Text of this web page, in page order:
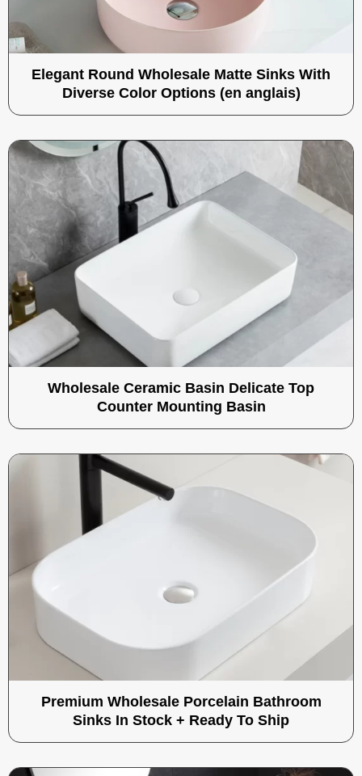
Elegant Round Wholesale Matte Sinks With
Diverse Color Options (en anglais)
Wholesale Ceramic Basin Delicate Top
Counter Mounting Basin
Premium Wholesale Porcelain Bathroom
Sinks In Stock + Ready To Ship